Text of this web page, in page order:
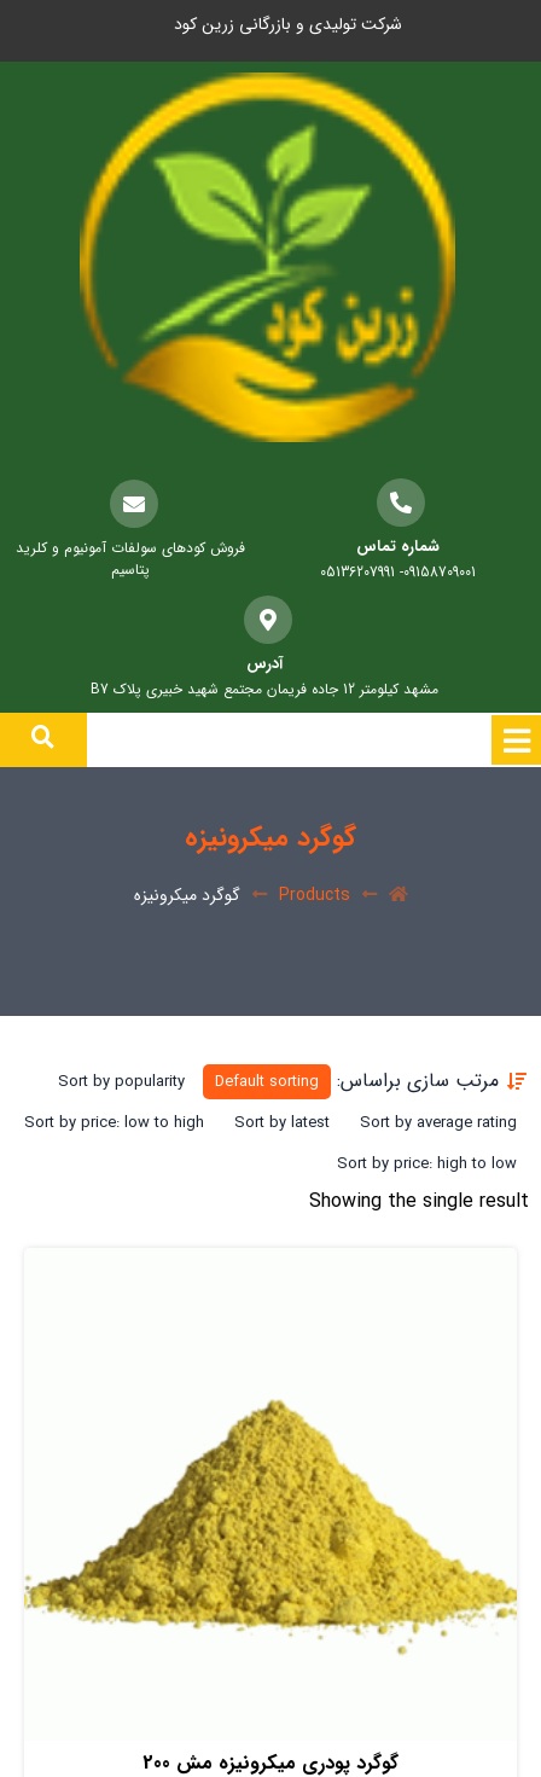
شرکت تولیدی و بازرگانی زرین کود
شماره تماس
09158709001- 05136207991
فروش کودهای سولفات آمونیوم و کلرید
پتاسیم
آدرس
مشهد کیلومتر 12 جاده فریمان مجتمع شهید خبیری پلاک B7
گوگرد میکرونیزه
Products گوگرد میکرونیزه
Showing the single result
مرتب سازی براساس: Default sorting
Sort by popularity
Sort by average rating
Sort by latest
Sort by price: low to high
Sort by price: high to low
Read more
گوگرد پودری میکرونیزه مش 200